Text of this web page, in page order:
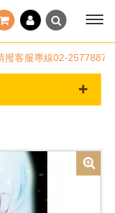
撥客服專線02-